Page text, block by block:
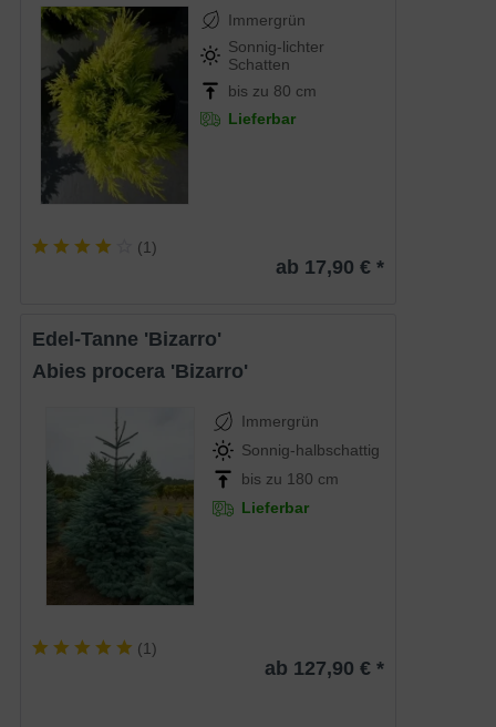
Immergrün
Sonnig-lichter
Schatten
bis zu 80 cm
Lieferbar
(1)
ab 17,90 € *
Edel-Tanne 'Bizarro'
Abies procera 'Bizarro'
Immergrün
Sonnig-halbschattig
bis zu 180 cm
Lieferbar
(1)
ab 127,90 € *